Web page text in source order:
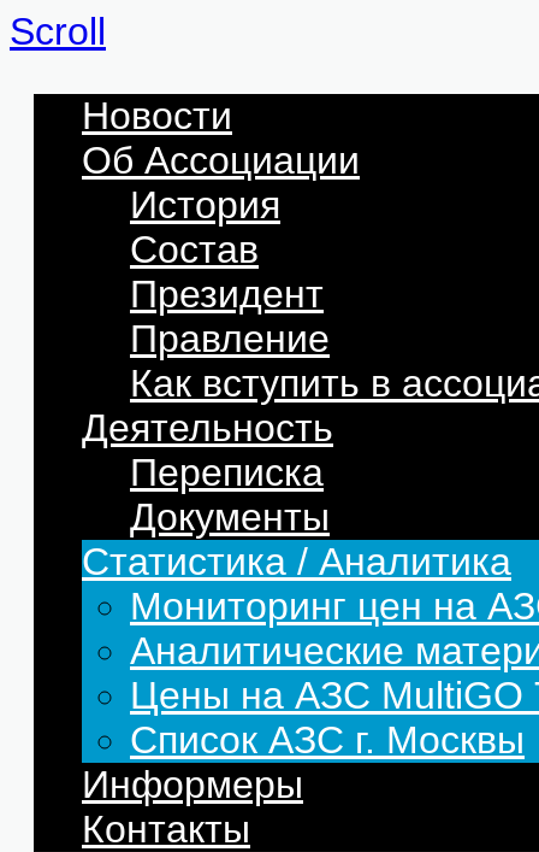
Scroll
Новости
Об Ассоциации
История
Состав
Президент
Правление
Как вступить в
Деятельность
Переписка
Документы
Статистика / Аналитика
Мониторинг цен на
Аналитические
Цены на АЗС
Список АЗС г. Москвы
Информеры
Контакты